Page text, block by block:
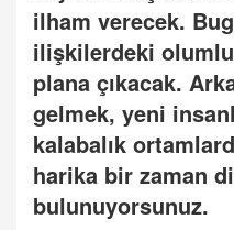
ilham verecek.
ilişkilerdeki
plana çıkacak.
gelmek, yeni
kalabalık
harika bir zaman
bulunuyorsunuz.